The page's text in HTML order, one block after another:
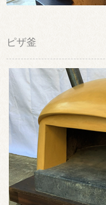
ピザ釜